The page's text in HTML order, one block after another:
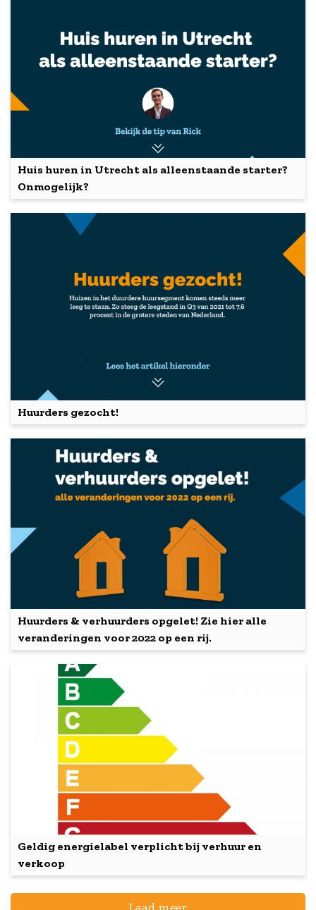
Huis huren in Utrecht als alleenstaande starter?
Onmogelijk?
Huurders gezocht!
Huurders & verhuurders opgelet! Zie hier alle
veranderingen voor 2022 op een rij.
Geldig energielabel verplicht bij verhuur en
verkoop